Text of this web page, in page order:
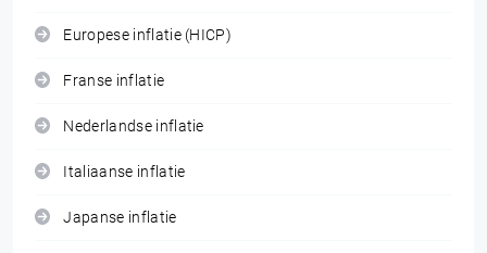
Europese inflatie (HICP)
Franse inflatie
Nederlandse inflatie
Italiaanse inflatie
Japanse inflatie